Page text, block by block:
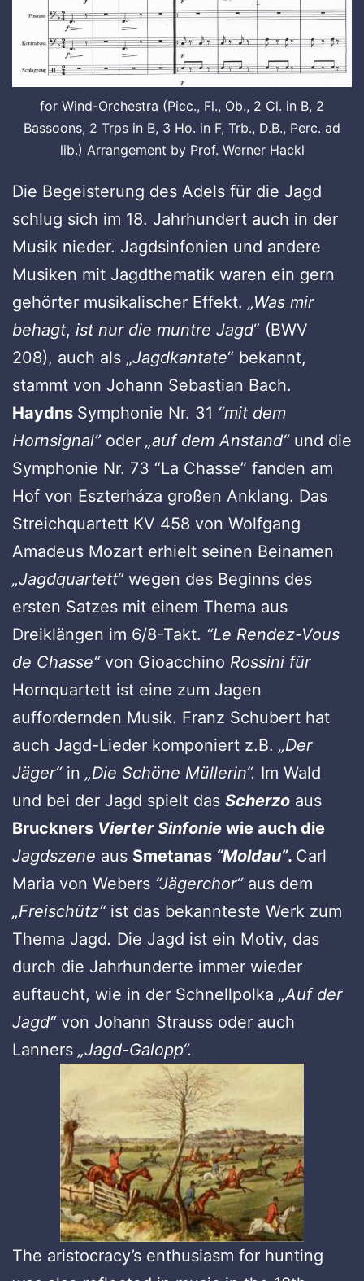
for Wind-Orchestra (Picc., Fl., Ob., 2 Cl. in B, 2
Bassoons, 2 Trps in B, 3 Ho. in F, Trb., D.B., Perc. ad
lib.) Arrangement by Prof. Werner Hackl
Die Begeisterung des Adels für die Jagd
schlug sich im 18. Jahrhundert auch in der
Musik nieder. Jagdsinfonien und andere
Musiken mit Jagdthematik waren ein gern
gehörter musikalischer Effekt. „Was mir
behagt, ist nur die muntre Jagd“ (BWV
208), auch als „Jagdkantate“ bekannt,
stammt von Johann Sebastian Bach.
Haydns Symphonie Nr. 31 “mit dem
Hornsignal” oder „auf dem Anstand“und die
Symphonie Nr. 73 “La Chasse” fanden am
Hof von Eszterháza großen Anklang. Das
Streichquartett KV 458 von Wolfgang
Amadeus Mozart erhielt seinen Beinamen
„Jagdquartett“wegen des Beginns des
ersten Satzes mit einem Thema aus
Dreiklängen im 6/8-Takt. “Le Rendez-Vous
de Chasse“von Gioacchino Rossini für
Hornquartett ist eine zum Jagen
auffordernden Musik. Franz Schubert hat
auch Jagd-Lieder komponiert z.B. „Der
Jäger“in „Die Schöne Müllerin“. Im Wald
und bei der Jagd spielt das Scherzo aus
Bruckners Vierter Sinfonie wie auch die
Jagdszene aus Smetanas “Moldau”. Carl
Maria von Webers “Jägerchor“ aus dem
„Freischütz“ ist das bekannteste Werk zum
Thema Jagd. Die Jagd ist ein Motiv, das
durch die Jahrhunderte immer wieder
auftaucht, wie in der Schnellpolka „Auf der
Jagd“von Johann Strauss oder auch
Lanners „Jagd-Galopp“.
The aristocracy’s enthusiasm for hunting